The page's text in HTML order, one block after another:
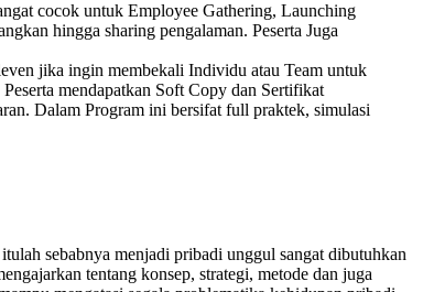
cocok untuk Employee Gathering, Launching
hingga sharing pengalaman. Peserta Juga
jika ingin membekali Individu atau Team untuk
mendapatkan Soft Copy dan Sertifikat
Dalam Program ini bersifat full praktek, simulasi
sebabnya menjadi pribadi unggul sangat dibutuhkan
tentang konsep, strategi, metode dan juga